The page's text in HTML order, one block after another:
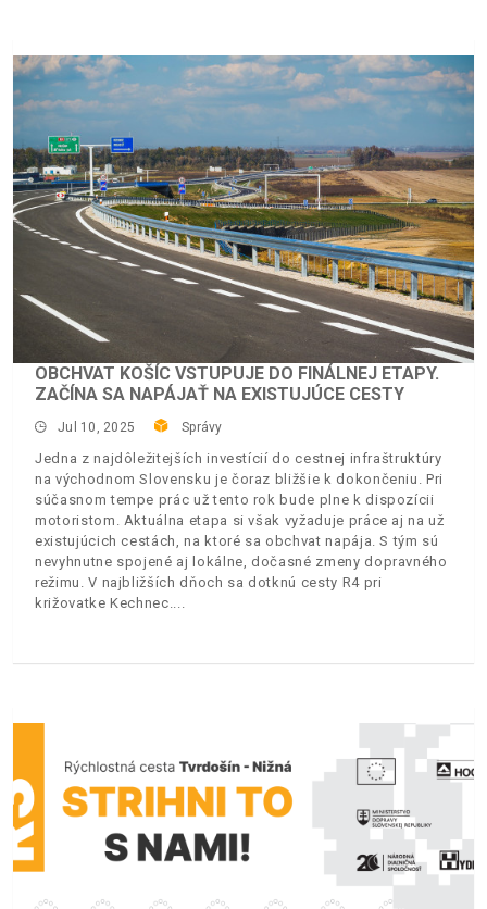
OBCHVAT KOŠÍC VSTUPUJE DO FINÁLNEJ ETAPY.
ZAČÍNA SA NAPÁJAŤ NA EXISTUJÚCE CESTY
Jul 10, 2025 Správy
Jedna z najdôležitejších investícií do cestnej infraštruktúry
na východnom Slovensku je čoraz bližšie k dokončeniu. Pri
súčasnom tempe prác už tento rok bude plne k dispozícii
motoristom. Aktuálna etapa si však vyžaduje práce aj na už
existujúcich cestách, na ktoré sa obchvat napája. S tým sú
nevyhnutne spojené aj lokálne, dočasné zmeny dopravného
režimu. V najbližších dňoch sa dotknú cesty R4 pri
križovatke Kechnec.